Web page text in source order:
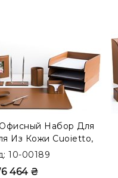
Набор Для
Из Кожи Cuoietto,
Бювар, Табак
10-00189
464 ₴